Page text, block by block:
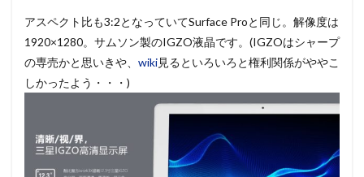
アスペクト比も3:2となっていてSurface Proと同じ。解像度は
1920×1280。サムソン製のIGZO液晶です。(IGZOはシャープ
の専売かと思いきや、 wiki見るといろいろと権利関係がややこ
しかったよう・・・)